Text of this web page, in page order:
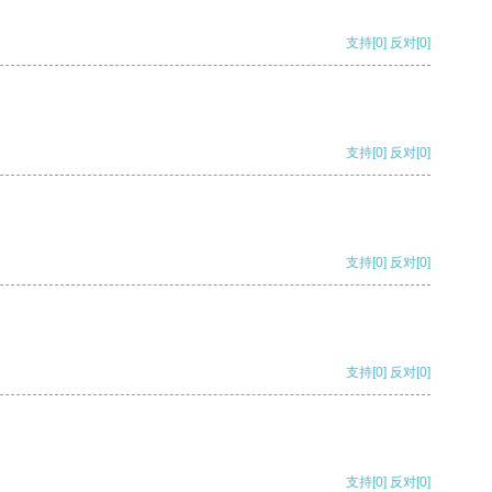
支持[0] 反对[0]
支持[0] 反对[0]
支持[0] 反对[0]
支持[0] 反对[0]
支持[0] 反对[0]